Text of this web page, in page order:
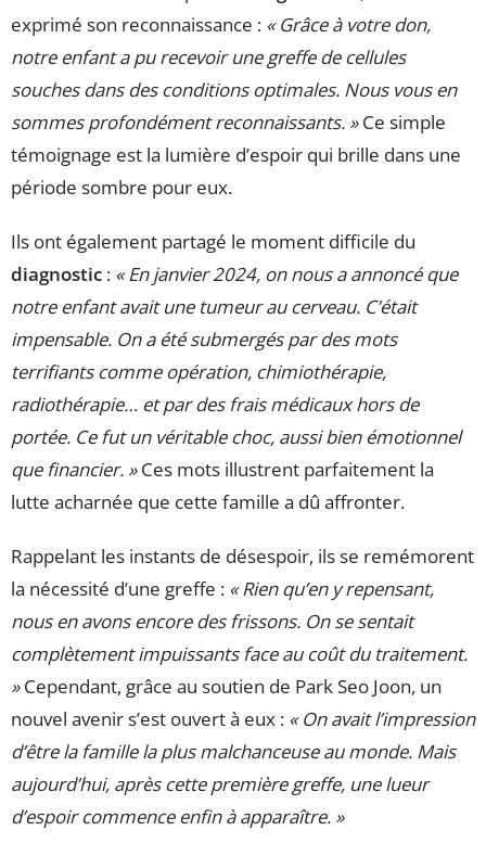
exprimé son reconnaissance : « Grâce à votre don,
notre enfant a pu recevoir une greffe de cellules
souches dans des conditions optimales. Nous vous en
sommes profondément reconnaissants. »Ce simple
témoignage est la lumière d’espoir qui brille dans une
période sombre pour eux.
Ils ont également partagé le moment difficile du
diagnostic : « En janvier 2024, on nous a annoncé que
notre enfant avait une tumeur au cerveau. C’était
impensable. On a été submergés par des mots
terrifiants comme opération, chimiothérapie,
radiothérapie… et par des frais médicaux hors de
portée. Ce fut un véritable choc, aussi bien émotionnel
que financier. »Ces mots illustrent parfaitement la
lutte acharnée que cette famille a dû affronter.
Rappelant les instants de désespoir, ils se remémorent
la nécessité d’une greffe : « Rien qu’en y repensant,
nous en avons encore des frissons. On se sentait
complètement impuissants face au coût du traitement.
»Cependant, grâce au soutien de Park Seo Joon, un
nouvel avenir s’est ouvert à eux : « On avait l’impression
d’être la famille la plus malchanceuse au monde. Mais
aujourd’hui, après cette première greffe, une lueur
d’espoir commence enfin à apparaître. »